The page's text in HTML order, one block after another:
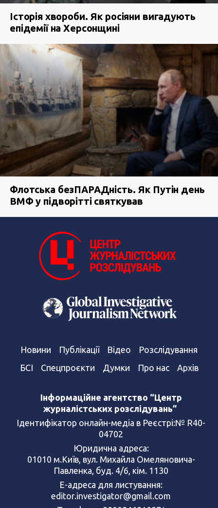
Історія хвороби. Як росіяни вигадують
епідемії на Херсонщині
Флотська безПАРАДність. Як Путін день
ВМФ у підворітті святкував
Новини Публікації Відео
Розслідування
БСІ
Спецпроєкти Думки Про нас Архів
Інформаційне агентство “Центр
журналістських розслідувань”
Ідентифікатор онлайн-медіа в Реєстрі:№ R40-
04702
Юридична адреса:
01010 м.Київ, вул. Михайла Омеляновича-
Павленка, буд. 4/6, кім. 1130
Е-адреса для листування:
editor.investigator@gmail.com